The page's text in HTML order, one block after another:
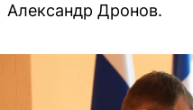
Александр Дронов.